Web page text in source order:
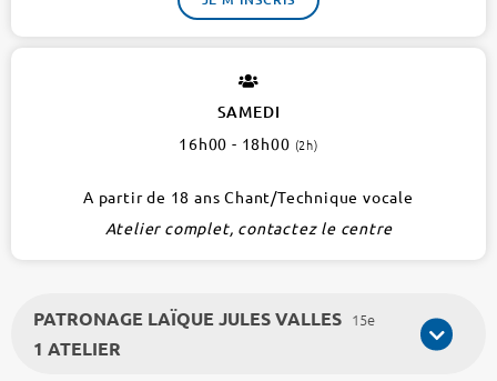
SAMEDI
16h00 - 18h00 (2h)
A partir de 18 ans Chant/Technique vocale
Atelier complet, contactez le centre
PATRONAGE LAÏQUE JULES VALLES 15e
1 ATELIER